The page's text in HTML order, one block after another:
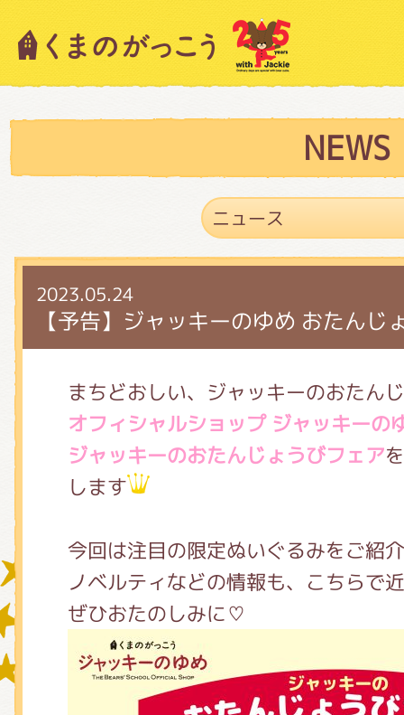
NEWS
2023.05.24
【予告】ジャッキーのゆめ おたんじ
まちどおしい、ジャッキーのおたん
オフィシャルショップ ジャッキーの
ジャッキーのおたんじょうびフェアを
します
今回は注目の限定ぬいぐるみをご紹
ノベルティなどの情報も、こちらで
ぜひおたのしみに♡
キャラクター紹介
スタッフブログ
絵本・作家紹介
ショップインフォメーション
グッズインフォメーション
ミュージカル・コンサート
おたのしみコンテンツ(クイズ・